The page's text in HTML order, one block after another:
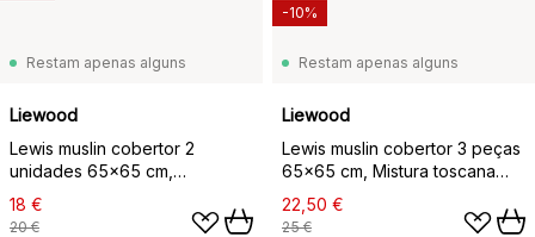
Restam apenas alguns
Liewood
Lewis muslin cobertor 2
unidades 65x65 cm,
Pêssego-mistura de conchas
do mar
18 €
20 €
Restam apenas alguns
Liewood
Lewis muslin cobertor 3 peças
65x65 cm, Mistura toscana
rosa
22,50 €
25 €
-10%